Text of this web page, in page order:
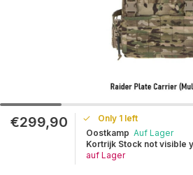
€299,90
Only 1 left
Oostkamp Auf Lager
Kortrijk Stock not visible
auf Lager